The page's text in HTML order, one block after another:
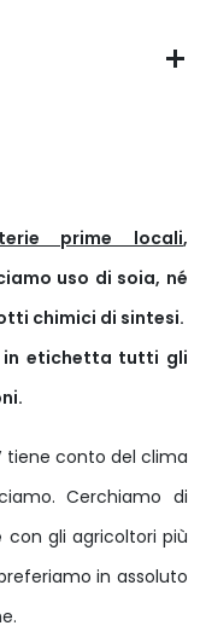
prime locali,
uso di soia, né
chimici di sintesi.
in etichetta tutti gli
tiene conto del clima
Cerchiamo di
con gli agricoltori più
in assoluto